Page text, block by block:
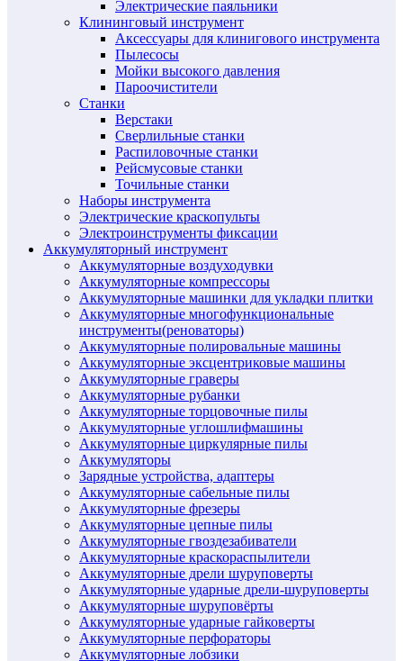
Электрические паяльники
Клининговый инструмент
Аксессуары для клинигового инструмента
Пылесосы
Мойки высокого давления
Пароочистители
Станки
Верстаки
Сверлильные станки
Распиловочные станки
Рейсмусовые станки
Точильные станки
Наборы инструмента
Электрические краскопульты
Электроинструменты фиксации
Аккумуляторный инструмент
Аккумуляторные воздуходувки
Аккумуляторные компрессоры
Аккумуляторные машинки для укладки плитки
Аккумуляторные многофункциональные
инструменты(реноваторы)
Аккумуляторные полировальные машины
Аккумуляторные эксцентриковые машины
Аккумуляторные граверы
Аккумуляторные рубанки
Аккумуляторные торцовочные пилы
Аккумуляторные углошлифмашины
Аккумуляторные циркулярные пилы
Аккумуляторы
Зарядные устройства, адаптеры
Аккумуляторные сабельные пилы
Аккумуляторные фрезеры
Аккумуляторные цепные пилы
Аккумуляторные гвоздезабиватели
Аккумуляторные краскораспылители
Аккумуляторные дрели шуруповерты
Аккумуляторные ударные дрели-шуруповерты
Аккумуляторные шуруповёрты
Аккумуляторные ударные гайковерты
Аккумуляторные перфораторы
Аккумуляторные лобзики